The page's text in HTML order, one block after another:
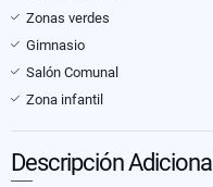
Zonas verdes
Gimnasio
Salón Comunal
Zona infantil
Descripción Adicional